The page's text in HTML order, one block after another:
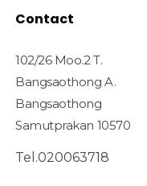
Contact
102/26 Moo.2 T.
Bangsaothong A.
Bangsaothong
Samutprakan 10570
Tel.020063718